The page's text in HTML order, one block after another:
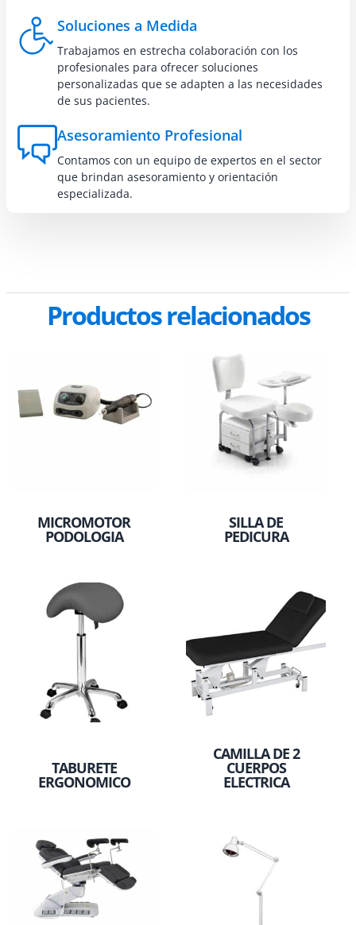
Soluciones a Medida
Trabajamos en estrecha colaboración con los
profesionales para ofrecer soluciones
personalizadas que se adapten a las necesidades
de sus pacientes.
Asesoramiento Profesional
Contamos con un equipo de expertos en el sector
que brindan asesoramiento y orientación
especializada.
Productos relacionados
MICROMOTOR
PODOLOGIA
SILLA DE
PEDICURA
TABURETE
ERGONOMICO
CAMILLA DE 2
CUERPOS
ELECTRICA